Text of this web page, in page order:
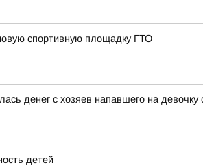
спортивную площадку ГТО
денег с хозяев напавшего на
детей